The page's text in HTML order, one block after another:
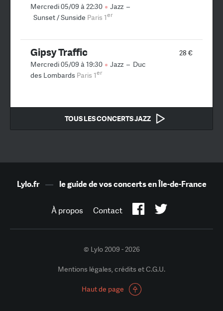
Mercredi 05/09 à 22:30 Jazz –
Sunset / Sunside Paris 1er
28 €
Gipsy Traffic
Mercredi 05/09 à 19:30 Jazz – Duc
des Lombards Paris 1er
TOUS LES CONCERTS JAZZ
Lylo.fr— le guide de vos concerts en Île-de-France
À propos Contact
© Lylo 2009 - 2026
Mentions légales, crédits et C.G.U.
Haut de page